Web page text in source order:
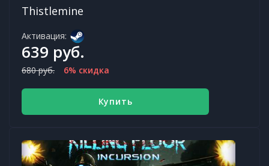
Thistlemine
Активация:
639 руб.
680 руб. 6% скидка
Купить